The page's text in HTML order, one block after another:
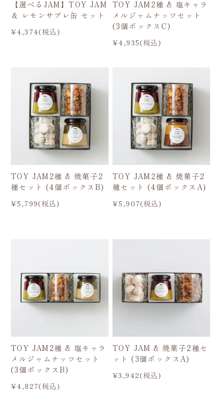
【選べるJAM】TOY JAM
＆ レモンサブレ缶 セット
¥4,374(税込)
TOY JAM2種 & 塩キャラ
メルジャムナッツセット
(3個ボックスC)
¥4,935(税込)
TOY JAM2種 & 焼菓子2
種セット (4個ボックスB)
¥5,799(税込)
TOY JAM2種 & 焼菓子2
種セット (4個ボックスA)
¥5,907(税込)
TOY JAM2種 & 塩キャラ
メルジャムナッツセット
(3個ボックスB)
¥4,827(税込)
TOY JAM & 焼菓子2種セ
ット (3個ボックスA)
¥3,942(税込)